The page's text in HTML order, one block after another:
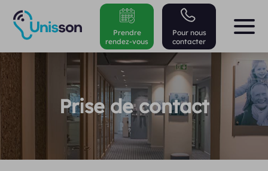
Pour nous
contacter
Prendre
rendez-vous
Prise de contact